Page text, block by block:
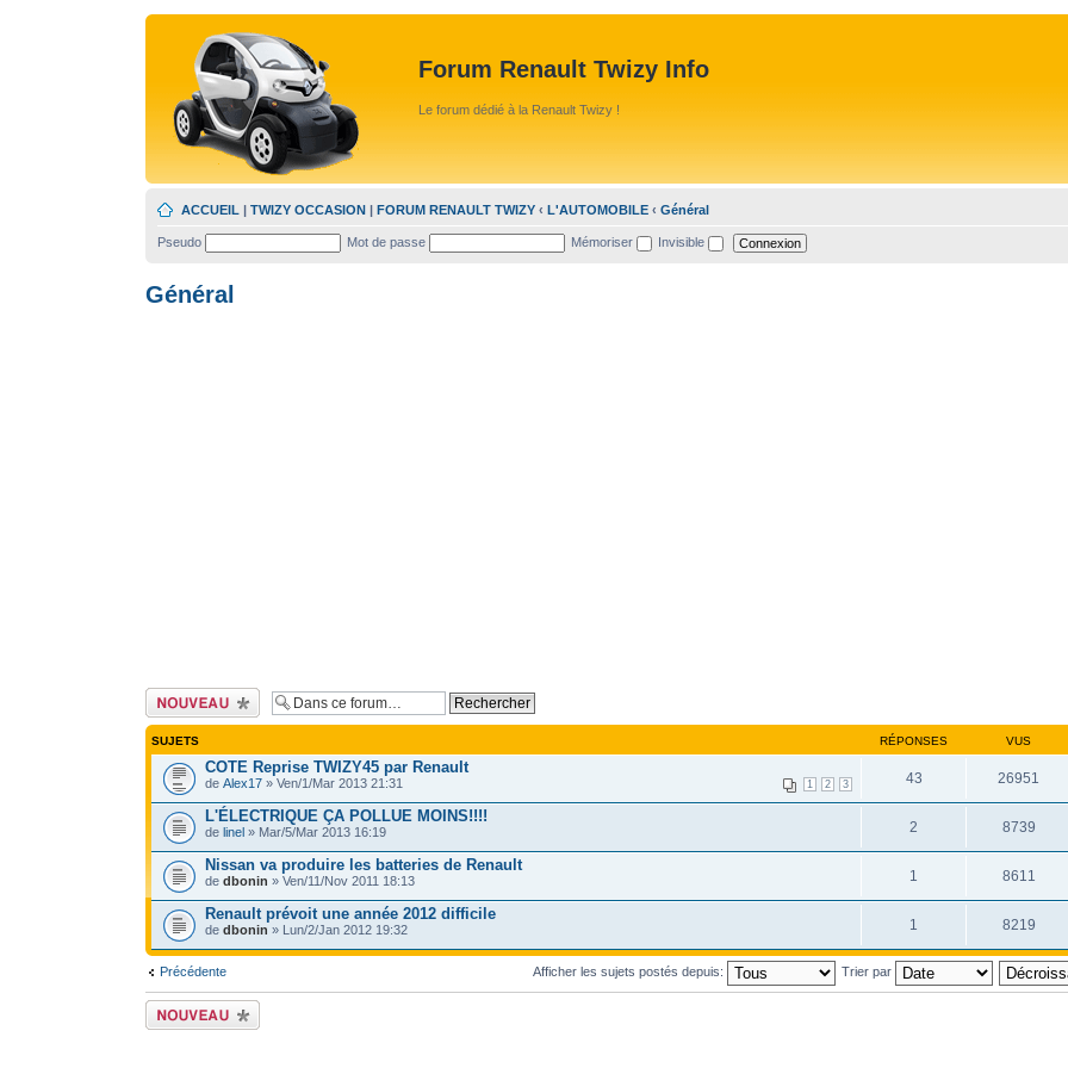
Forum Renault Twizy Info
Le forum dédié à la Renault Twizy !
ACCUEIL | TWIZY OCCASION | FORUM RENAULT TWIZY ‹ L'AUTOMOBILE ‹ Général
Pseudo Mot de passe Mémoriser Invisible
Général
Ecrire un nouveau
sujet
SUJETS RÉPONSES VUS
COTE Reprise TWIZY45 par Renault
1 2 3
de Alex17 » Ven/1/Mar 2013 21:31 43 26951
L'ÉLECTRIQUE ÇA POLLUE MOINS!!!!
de linel » Mar/5/Mar 2013 16:19 2 8739
Nissan va produire les batteries de Renault
de dbonin » Ven/11/Nov 2011 18:13 1 8611
Renault prévoit une année 2012 difficile
de dbonin » Lun/2/Jan 2012 19:32 1 8219
Précédente Afficher les sujets postés depuis: Trier par
Ecrire un nouveau
sujet